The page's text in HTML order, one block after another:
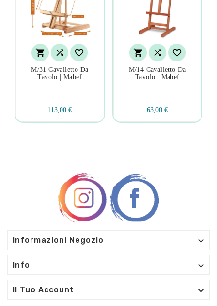
  
M/31 Cavalletto Da
Tavolo | Mabef
113,00 €
  
M/14 Cavalletto Da
Tavolo | Mabef
63,00 €
Informazioni Negozio 
Info 
Il Tuo Account 